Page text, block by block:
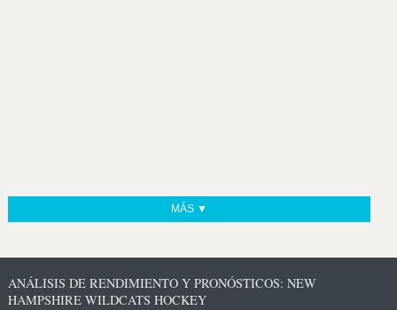
MÁS ▼
ANÁLISIS DE RENDIMIENTO Y PRONÓSTICOS: NEW
HAMPSHIRE WILDCATS HOCKEY